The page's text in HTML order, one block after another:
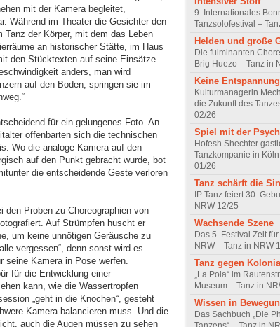
mit der Kamera begleitet,
Während im Theater die Gesichter den
der Körper, mit dem das Leben
an historischer Stätte, im Haus
den Stücktexten auf seine Einsätze
anders, man wird
auf den Boden, springen sie im
für ein gelungenes Foto. An
offenbarten sich die technischen
Wo die analoge Kamera auf den
auf den Punkt gebracht wurde, bot
die entscheidende Geste verloren
Proben zu Choreographien von
Auf Strümpfen huscht er
um keine unnötigen Geräusche zu
vergessen“, denn sonst wird es
seine Kamera in Pose werfen.
für die Entwicklung einer
kann, wie die Wassertropfen
„geht in die Knochen“, gesteht
Kamera balancieren muss. Und die
auch die Augen müssen zu sehen
9. Internationales
Tanzsolofestival –
Helden und große
Die fulminanten
Brig Huezo – Tanz in
Keine Entspannung
Kulturmanagerin
die Zukunft des
02/26
Spiel mit der
Hofesh Shechter
Tanzkompanie in
01/26
Tanz schärft die
IP Tanz feiert 30.
NRW 12/25
Wachsende Szene
Das 5. Festival Zeit
NRW – Tanz in NRW
Tanz gegen
„La Pola“ im
Museum – Tanz in
Wissen in
Das Sachbuch „Die